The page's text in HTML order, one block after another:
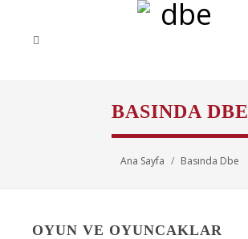
BASINDA DBE
Ana Sayfa Basında Dbe
OYUN VE OYUNCAKLAR